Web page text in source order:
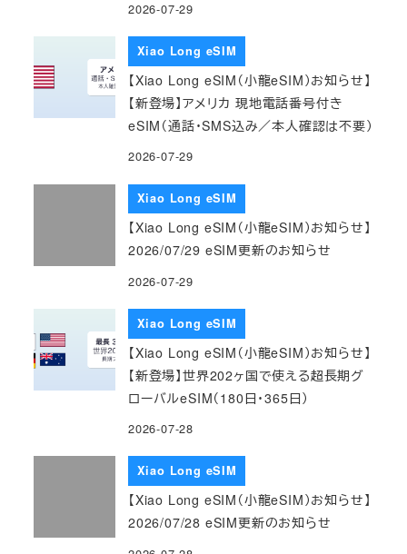
2026-07-29
Xiao Long eSIM
【Xiao Long eSIM（小龍eSIM）お知らせ】
【新登場】アメリカ 現地電話番号付き
eSIM（通話・SMS込み／本人確認は不要）
2026-07-29
Xiao Long eSIM
【Xiao Long eSIM（小龍eSIM）お知らせ】
2026/07/29 eSIM更新のお知らせ
2026-07-29
Xiao Long eSIM
【Xiao Long eSIM（小龍eSIM）お知らせ】
【新登場】世界202ヶ国で使える超長期グ
ローバルeSIM（180日・365日）
2026-07-28
Xiao Long eSIM
【Xiao Long eSIM（小龍eSIM）お知らせ】
2026/07/28 eSIM更新のお知らせ